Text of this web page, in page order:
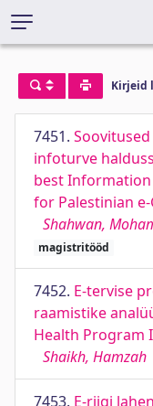
Kirjeid
7451.
infoturve
best Information
for Palestinian
Shahwan,
magistritööd
7452. E-tervise
raamistike
Health Program
Shaikh, Hamzah
7453. E-riigi